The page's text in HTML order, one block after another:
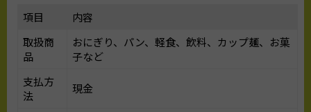
項目
内容
取扱商
品
おにぎり、パン、軽食、飲料、カップ麺、お菓
子など
支払方
法
現金